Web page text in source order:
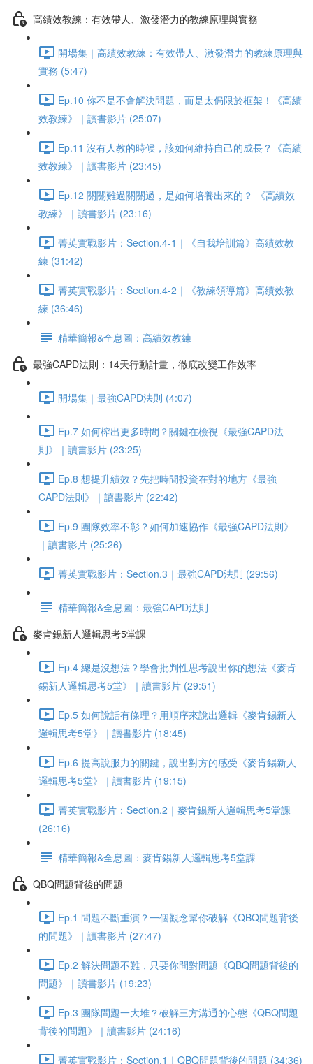
高績效教練：有效帶人、激發潛力的教練原理與實務
開場集｜高績效教練：有效帶人、激發潛力的教練原理與
實務 (5:47)
Ep.10 你不是不會解決問題，而是太侷限於框架！《高績
效教練》｜讀書影片 (25:07)
Ep.11 沒有人教的時候，該如何維持自己的成長？《高績
效教練》｜讀書影片 (23:45)
Ep.12 關關難過關關過，是如何培養出來的？ 《高績效
教練》｜讀書影片 (23:16)
菁英實戰影片：Section.4-1｜《自我培訓篇》高績效教
練 (31:42)
菁英實戰影片：Section.4-2｜《教練領導篇》高績效教
練 (36:46)
精華簡報&全息圖：高績效教練
最強CAPD法則：14天行動計畫，徹底改變工作效率
開場集｜最強CAPD法則 (4:07)
Ep.7 如何榨出更多時間？關鍵在檢視《最強CAPD法
則》｜讀書影片 (23:25)
Ep.8 想提升績效？先把時間投資在對的地方《最強
CAPD法則》｜讀書影片 (22:42)
Ep.9 團隊效率不彰？如何加速協作《最強CAPD法則》
｜讀書影片 (25:26)
菁英實戰影片：Section.3｜最強CAPD法則 (29:56)
精華簡報&全息圖：最強CAPD法則
麥肯錫新人邏輯思考5堂課
Ep.4 總是沒想法？學會批判性思考說出你的想法《麥肯
錫新人邏輯思考5堂》｜讀書影片 (29:51)
Ep.5 如何說話有條理？用順序來說出邏輯《麥肯錫新人
邏輯思考5堂》｜讀書影片 (18:45)
Ep.6 提高說服力的關鍵，說出對方的感受《麥肯錫新人
邏輯思考5堂》｜讀書影片 (19:15)
菁英實戰影片：Section.2｜麥肯錫新人邏輯思考5堂課
(26:16)
精華簡報&全息圖：麥肯錫新人邏輯思考5堂課
QBQ問題背後的問題
Ep.1 問題不斷重演？一個觀念幫你破解《QBQ問題背後
的問題》｜讀書影片 (27:47)
Ep.2 解決問題不難，只要你問對問題《QBQ問題背後的
問題》｜讀書影片 (19:23)
Ep.3 團隊問題一大堆？破解三方溝通的心態《QBQ問題
背後的問題》｜讀書影片 (24:16)
菁英實戰影片：Section.1｜QBQ問題背後的問題 (34:36)